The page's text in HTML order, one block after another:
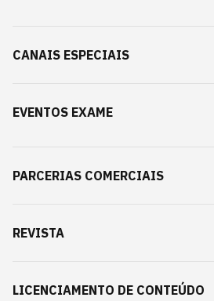
CANAIS ESPECIAIS
EVENTOS EXAME
PARCERIAS COMERCIAIS
REVISTA
LICENCIAMENTO DE CONTEÚDO